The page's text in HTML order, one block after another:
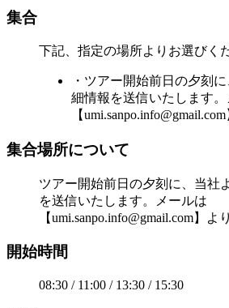
集合
下記、指定の場所よりお選びく
・ツアー開始前日の夕刻
細情報を送信いたします
【
集合場所について
ツアー開始前日の夕刻に、当社
を送信いたします。メールは
【umi.sanpo.info@gmail.com】
開始時間
08:30 / 11:00 / 13:30 / 15:30